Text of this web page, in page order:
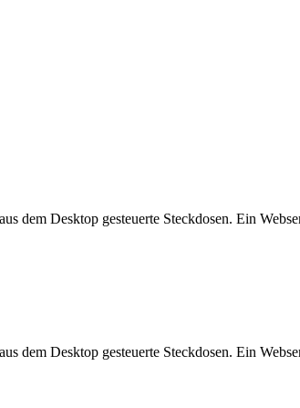
dem Desktop gesteuerte Steckdosen. Ein
dem Desktop gesteuerte Steckdosen. Ein